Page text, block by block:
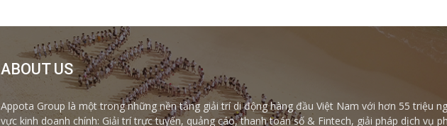
ABOUT US
Appota Group là một trong những nền tảng giải trí di động hàng đầu Việt Nam với hơn 55 triệu
vực kinh doanh chính: Giải trí trực tuyến, quảng cáo, thanh toán số & Fintech, giải pháp dịch vụ